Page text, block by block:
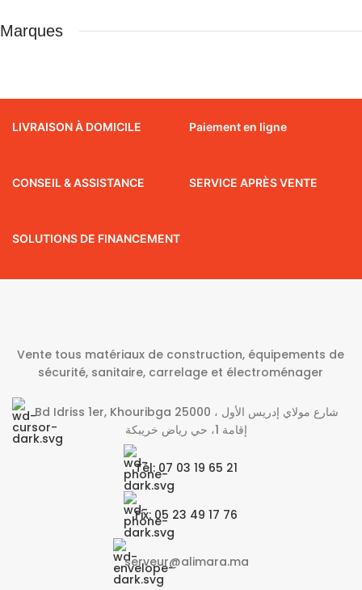
Marques
LIVRAISON À DOMICILE Paiement en ligne
CONSEIL & ASSISTANCE SERVICE APRÈS VENTE
SOLUTIONS DE FINANCEMENT
Vente tous matériaux de construction, équipements de
sécurité, sanitaire, carrelage et électroménager
Bd Idriss 1er, Khouribga 25000 شارع مولاي إدريس الأول ،
إقامة 1، حي رياض خريبكة
Tél: 07 03 19 65 21
Fix: 05 23 49 17 76
serveur@alimara.ma